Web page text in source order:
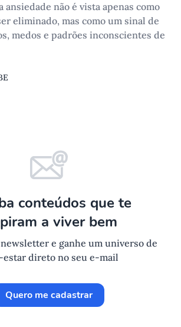
ansiedade não é vista apenas como
eliminado, mas como um sinal de
medos e padrões inconscientes de
conteúdos que te
a viver bem
e ganhe um universo de
estar direto no seu e-mail
Quero me cadastrar